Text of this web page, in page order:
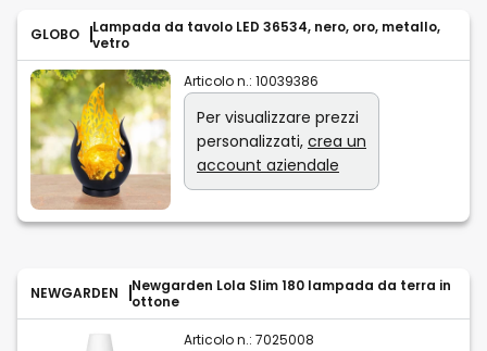
GLOBO
Lampada da tavolo LED 36534, nero, oro, metallo,
vetro
Articolo n.: 10039386
Per visualizzare prezzi
personalizzati, crea un
account aziendale
NEWGARDEN
Newgarden Lola Slim 180 lampada da terra in
ottone
Articolo n.: 7025008